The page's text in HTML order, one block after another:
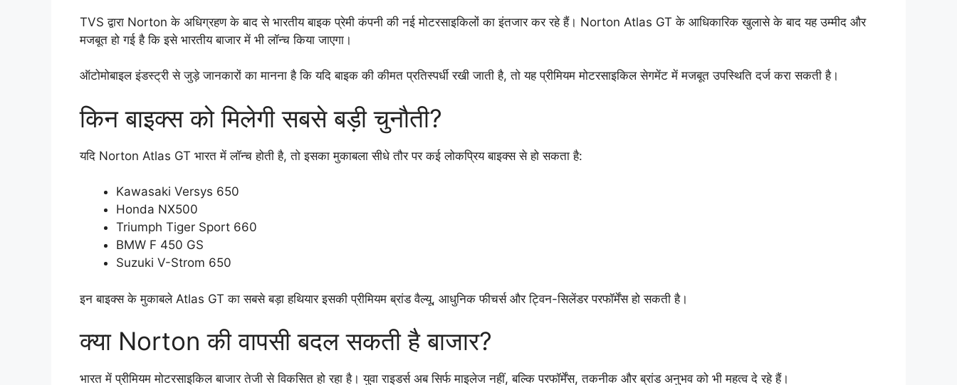
TVS द्वारा Norton के अधिग्रहण के बाद से भारतीय बाइक प्रेमी कंपनी की नई मोटरसाइकिलों का इंतजार कर रहे हैं। Norton Atlas GT के आधिकारिक खुलासे के बाद यह उम्मीद और
मजबूत हो गई है कि इसे भारतीय बाजार में भी लॉन्च किया जाएगा।
ऑटोमोबाइल इंडस्ट्री से जुड़े जानकारों का मानना है कि यदि बाइक की कीमत प्रतिस्पर्धी रखी जाती है, तो यह प्रीमियम मोटरसाइकिल सेगमेंट में मजबूत उपस्थिति दर्ज करा सकती है।
किन बाइक्स को मिलेगी सबसे बड़ी चुनौती?
यदि Norton Atlas GT भारत में लॉन्च होती है, तो इसका मुकाबला सीधे तौर पर कई लोकप्रिय बाइक्स से हो सकता है:
Kawasaki Versys 650
Honda NX500
Triumph Tiger Sport 660
BMW F 450 GS
Suzuki V-Strom 650
इन बाइक्स के मुकाबले Atlas GT का सबसे बड़ा हथियार इसकी प्रीमियम ब्रांड वैल्यू, आधुनिक फीचर्स और ट्विन-सिलेंडर परफॉर्मेंस हो सकती है।
क्या Norton की वापसी बदल सकती है बाजार?
भारत में प्रीमियम मोटरसाइकिल बाजार तेजी से विकसित हो रहा है। युवा राइडर्स अब सिर्फ माइलेज नहीं, बल्कि परफॉर्मेंस, तकनीक और ब्रांड अनुभव को भी महत्व दे रहे हैं।